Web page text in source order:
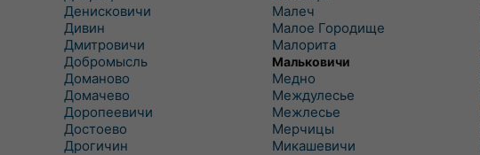
Денисковичи
Дивин
Дмитровичи
Добромысль
Доманово
Домачево
Доропеевичи
Достоево
Дрогичин
Малеч
Малое Городище
Малорита
Мальковичи
Медно
Междулесье
Межлесье
Мерчицы
Микашевичи